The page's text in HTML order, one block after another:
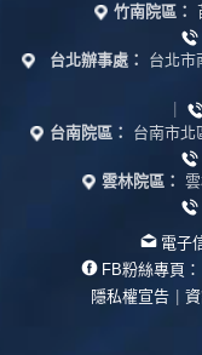
竹南院區：
台北辦事處：
台北市
|
台南院區：
台南市北
雲林院區：
電子
FB粉絲專頁：
隱私權宣告 |